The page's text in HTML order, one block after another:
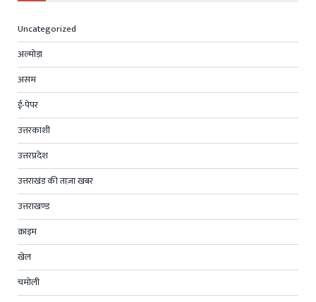
Uncategorized
अल्मोड़ा
असम
ई-पेपर
उत्तरकाशी
उत्तरप्रदेश
उत्तराखंड की ताज़ा खबर
उत्तराखण्ड
क्राइम
खेल
चमोली